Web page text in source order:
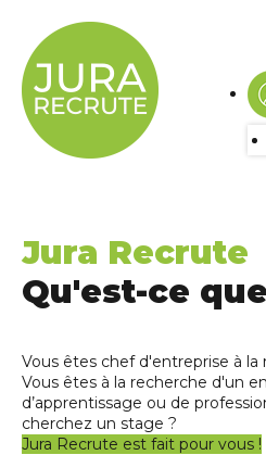
Jura Recrute
Qu'est-ce
Vous êtes chef d'entreprise à la
Vous êtes à la recherche d'un
d’apprentissage ou de
cherchez un stage ?
Jura Recrute est fait pour vous !